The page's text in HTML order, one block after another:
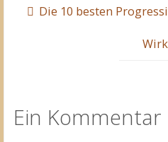
Die 10 besten
Ein Kommentar